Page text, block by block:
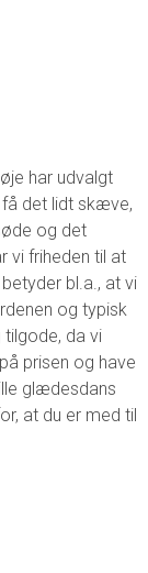
har udvalgt
det lidt skæve,
og det
vi friheden til at
bl.a., at vi
og typisk
da vi
prisen og have
glædesdans
at du er med til